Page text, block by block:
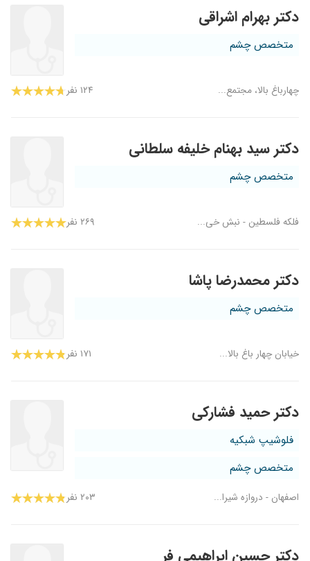
دکتر بهرام اشراقی
متخصص چشم
چهارباغ بالا، مجتمع... ۱۲۴ نفر
دکتر سید بهنام خلیفه سلطانی
متخصص چشم
فلکه فلسطین - نبش خی... ۲۶۹ نفر
دکتر محمدرضا پاشا
متخصص چشم
خیابان چهار باغ بالا... ۱۷۱ نفر
دکتر حمید فشارکی
فلوشیپ شبکیه
متخصص چشم
اصفهان - دروازه شیرا... ۲۰۳ نفر
دکتر حسین ابراهیمی فر